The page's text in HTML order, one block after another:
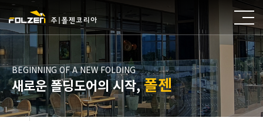
BEGINNING OF A NEW FOLDING
새로운 폴딩도어의 시작,폴젠